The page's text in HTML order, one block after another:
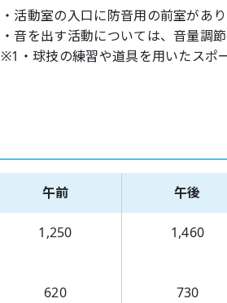
・活動室の入口に防音用の前室があり
・音を出す活動については、音量調
※1・球技の練習や道具を用いたスポ
午前 午後
1,250 1,460
620 730